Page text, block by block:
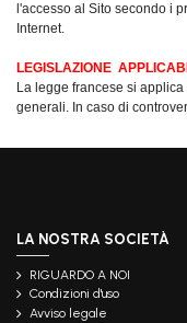
l'accesso al Sito secondo i
Internet.
LEGISLAZIONE
La legge francese si
generali. In caso di
LA NOSTRA SOCIETÀ
RIGUARDO A NOI
Condizioni d'uso
Avviso legale